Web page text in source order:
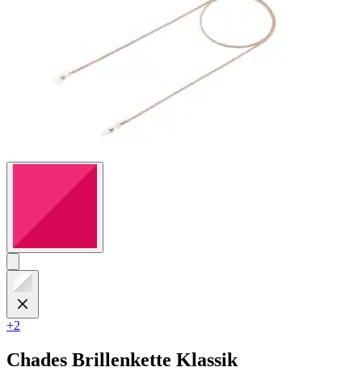
+2
Chades Brillenkette Klassik